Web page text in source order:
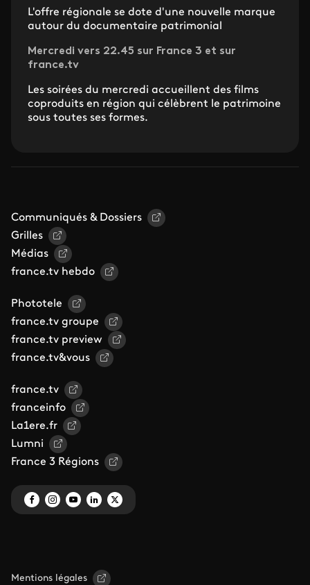
L'offre régionale se dote d'une nouvelle marque
autour du documentaire patrimonial
Mercredi vers 22.45 sur France 3 et sur
france.tv
Les soirées du mercredi accueillent des films
coproduits en région qui célèbrent le patrimoine
sous toutes ses formes.
Communiqués & Dossiers
Grilles
Médias
france.tv hebdo
Phototele
france.tv groupe
france.tv preview
france.tv&vous
france.tv
franceinfo
La1ere.fr
Lumni
France 3 Régions
Mentions légales